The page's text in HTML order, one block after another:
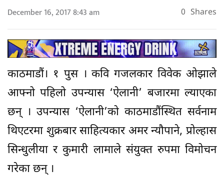
December 16, 2017 8:43 am 0 Shares
काठमाडौं। १ पुस । कवि गजलकार विवेक ओझाले
आफ्नो पहिलो उपन्यास ‘ऐलानी’ बजारमा ल्याएका
छन् । उपन्यास ‘ऐलानी’को काठमाडौंस्थित सर्वनाम
थिएटरमा शुक्रबार साहित्यकार अमर न्यौपाने, प्रोल्हास
सिन्धुलीया र कुमारी लामाले संयुक्त रुपमा विमोचन
गरेका छन् ।